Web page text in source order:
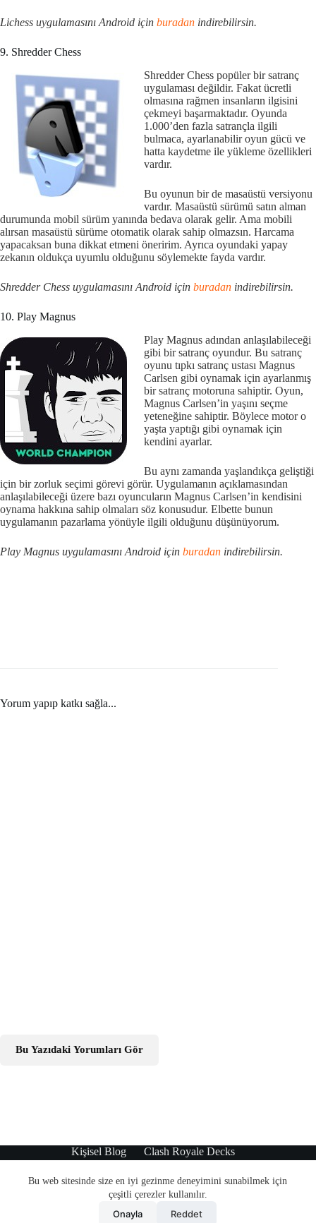
Bu web sitesinde size en iyi gezinme deneyimini sunabilmek için
çeşitli çerezler kullanılır.
Onayla Reddet
Lichess uygulamasını Android için buradan indirebilirsin.
9. Shredder Chess
Shredder Chess popüler bir satranç
uygulaması değildir. Fakat ücretli
olmasına rağmen insanların ilgisini
çekmeyi başarmaktadır. Oyunda
1.000’den fazla satrançla ilgili
bulmaca, ayarlanabilir oyun gücü ve
hatta kaydetme ile yükleme özellikleri
vardır.
Bu oyunun bir de masaüstü versiyonu
vardır. Masaüstü sürümü satın alman
durumunda mobil sürüm yanında bedava olarak gelir. Ama mobili
alırsan masaüstü sürüme otomatik olarak sahip olmazsın. Harcama
yapacaksan buna dikkat etmeni öneririm. Ayrıca oyundaki yapay
zekanın oldukça uyumlu olduğunu söylemekte fayda vardır.
Shredder Chess uygulamasını Android için buradan indirebilirsin.
10. Play Magnus
Play Magnus adından anlaşılabileceği
gibi bir satranç oyundur. Bu satranç
oyunu tıpkı satranç ustası Magnus
Carlsen gibi oynamak için ayarlanmış
bir satranç motoruna sahiptir. Oyun,
Magnus Carlsen’in yaşını seçme
yeteneğine sahiptir. Böylece motor o
yaşta yaptığı gibi oynamak için
kendini ayarlar.
Bu aynı zamanda yaşlandıkça geliştiği
için bir zorluk seçimi görevi görür. Uygulamanın açıklamasından
anlaşılabileceği üzere bazı oyuncuların Magnus Carlsen’in kendisini
oynama hakkına sahip olmaları söz konusudur. Elbette bunun
uygulamanın pazarlama yönüyle ilgili olduğunu düşünüyorum.
Play Magnus uygulamasını Android için buradan indirebilirsin.
Yorum yapıp katkı sağla...
Bu Yazıdaki Yorumları Gör
Kişisel Blog
Clash Royale Decks
Teknoloji Haberleri
WordPress Tema
© 2010 - 2022 Grisayfalar | Lütfen içerikleri kullanırken aktif